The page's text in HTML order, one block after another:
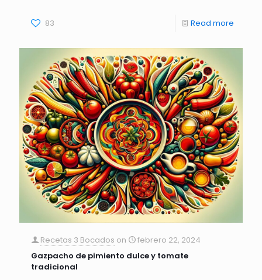
83 Read more
Recetas 3 Bocados on
febrero 22, 2024
Gazpacho de pimiento dulce y tomate
tradicional